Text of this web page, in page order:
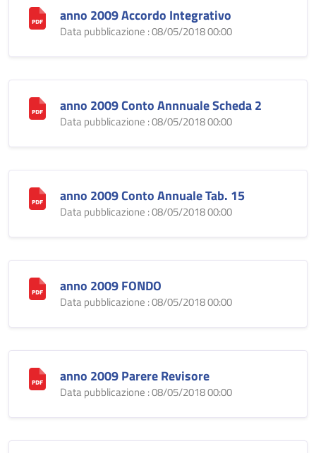
anno 2009 Accordo Integrativo
Data pubblicazione : 08/05/2018 00:00
anno 2009 Conto Annnuale Scheda 2
Data pubblicazione : 08/05/2018 00:00
anno 2009 Conto Annuale Tab. 15
Data pubblicazione : 08/05/2018 00:00
anno 2009 FONDO
Data pubblicazione : 08/05/2018 00:00
anno 2009 Parere Revisore
Data pubblicazione : 08/05/2018 00:00